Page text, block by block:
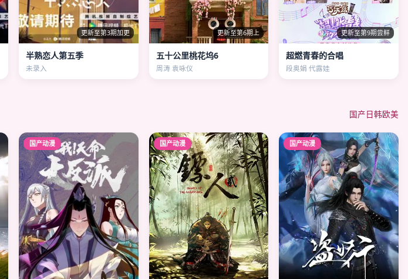
更新至第3期加更
半熟恋人第五季
未录入
更新至第6期上
五十公里桃花坞6
周涛 袁咏仪
更新至第9期尝鲜
超燃青春的合唱
段奥娟 代露娃
国产日韩欧美
国产动漫 国产动漫 国产动漫